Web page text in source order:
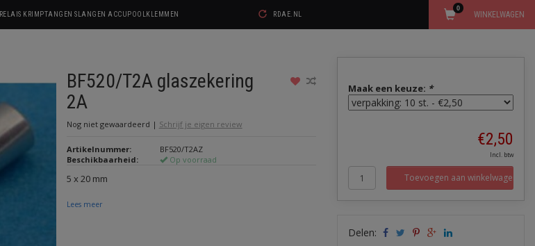
RELAIS KRIMPTANGEN SLANGEN ACCUPOOLKLEMMEN RDAE.NL WINKELWAGEN
0
BF520/T2A glaszekering
2A
Nog niet gewaardeerd | Schrijf je eigen review
Artikelnummer:
BF520/T2AZ
Beschikbaarheid:
Op voorraad
5 x 20 mm
Lees meer
Maak een keuze: *
€2,50
Incl. btw
Toevoegen aan winkelwagen
Delen: